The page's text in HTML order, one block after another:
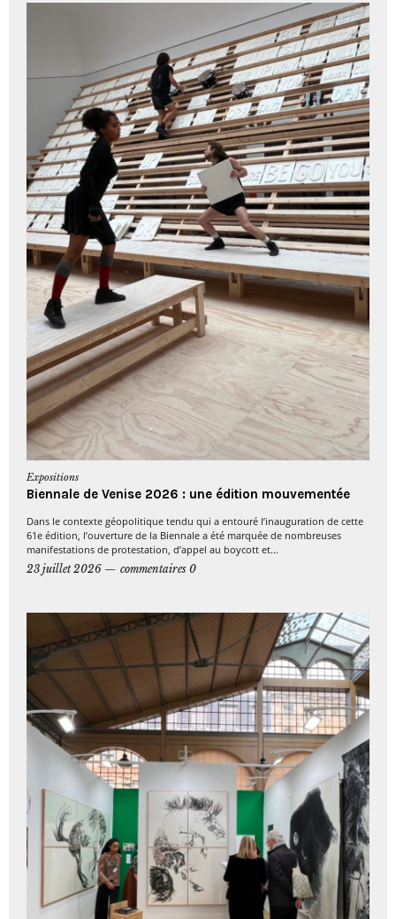
Expositions
Biennale de Venise 2026 : une édition mouvementée
Dans le contexte géopolitique tendu qui a entouré l’inauguration de cette
61e édition, l’ouverture de la Biennale a été marquée de nombreuses
manifestations de protestation, d’appel au boycott et...
23 juillet 2026
commentaires 0